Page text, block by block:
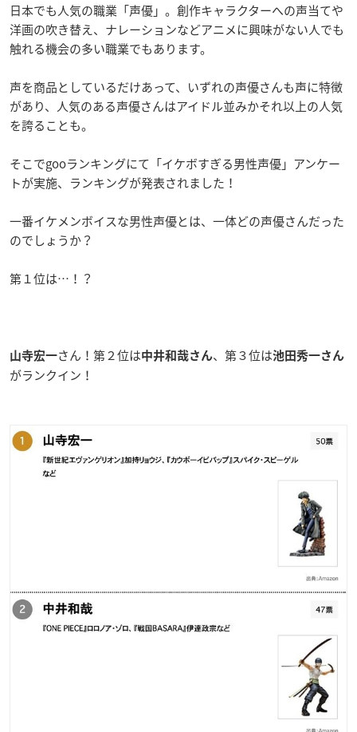
日本でも人気の職業「声優」。創作キャラクターへの声当てや
洋画の吹き替え、ナレーションなどアニメに興味がない人でも
触れる機会の多い職業でもあります。
声を商品としているだけあって、いずれの声優さんも声に特徴
があり、人気のある声優さんはアイドル並みかそれ以上の人気
を誇ることも。
そこでgooランキングにて「イケボすぎる男性声優」アンケー
トが実施、ランキングが発表されました！
一番イケメンボイスな男性声優とは、一体どの声優さんだった
のでしょうか？
第１位は…！？
山寺宏一さん！第２位は中井和哉さん、第３位は池田秀一さん
がランクイン！